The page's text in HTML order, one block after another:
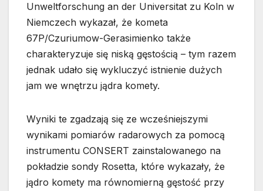
Unweltforschung an der Universitat zu Koln w
Niemczech wykazał, że kometa
67P/Czuriumow-Gerasimienko także
charakteryzuje się niską gęstością – tym razem
jednak udało się wykluczyć istnienie dużych
jam we wnętrzu jądra komety.
Wyniki te zgadzają się ze wcześniejszymi
wynikami pomiarów radarowych za pomocą
instrumentu CONSERT zainstalowanego na
pokładzie sondy Rosetta, które wykazały, że
jądro komety ma równomierną gęstość przy